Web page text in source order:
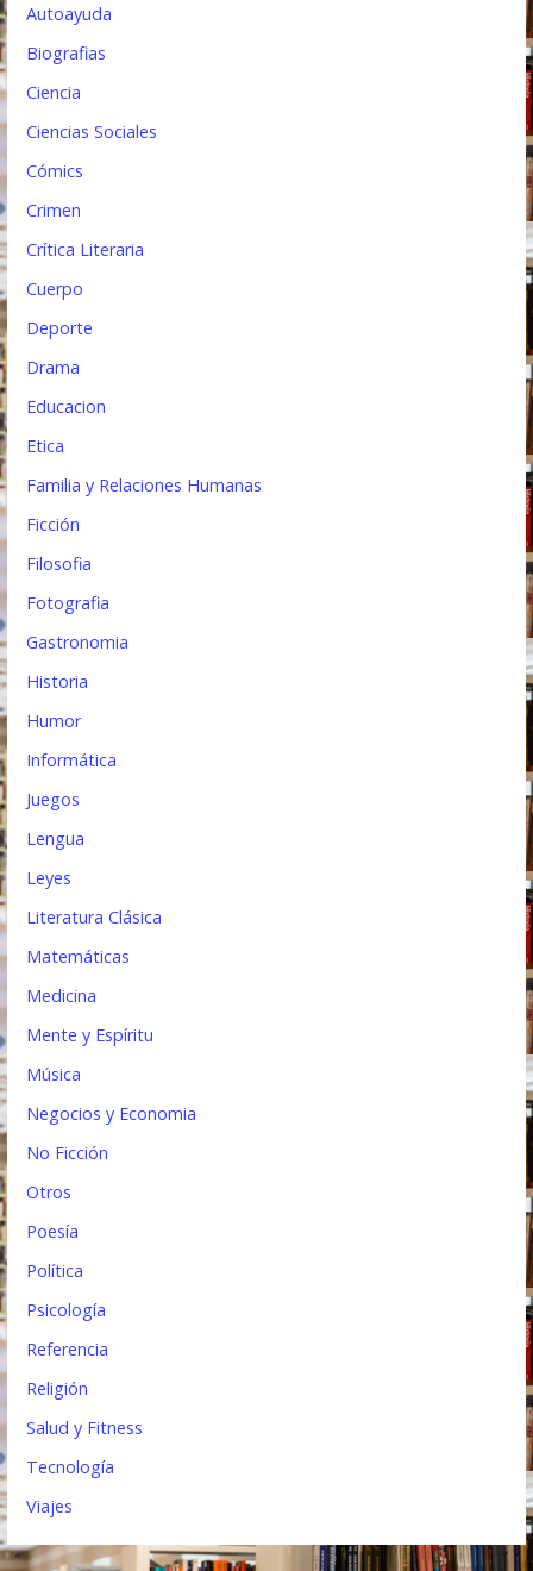
Autoayuda
Biografias
Ciencia
Ciencias Sociales
Cómics
Crimen
Crítica Literaria
Cuerpo
Deporte
Drama
Educacion
Etica
Familia y Relaciones Humanas
Ficción
Filosofia
Fotografia
Gastronomia
Historia
Humor
Informática
Juegos
Lengua
Leyes
Literatura Clásica
Matemáticas
Medicina
Mente y Espíritu
Música
Negocios y Economia
No Ficción
Otros
Poesía
Política
Psicología
Referencia
Religión
Salud y Fitness
Tecnología
Viajes